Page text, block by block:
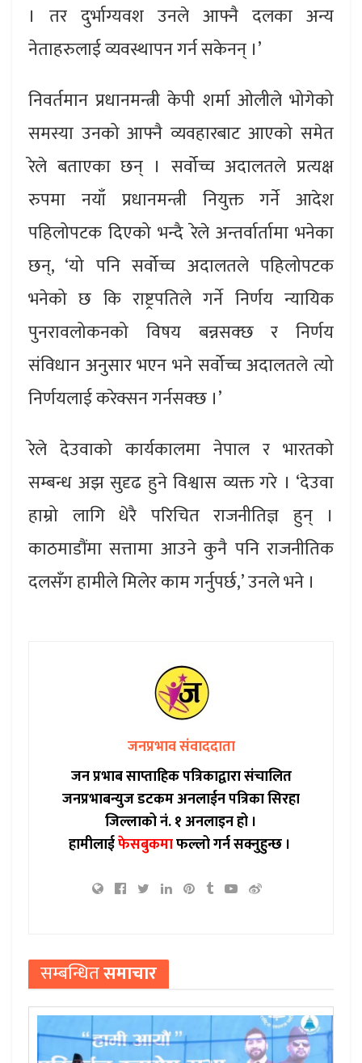
। तर दुर्भाग्यवश उनले आफ्नै दलका अन्य
नेताहरुलाई व्यवस्थापन गर्न सकेनन् ।’
निवर्तमान प्रधानमन्त्री केपी शर्मा ओलीले भोगेको
समस्या उनको आफ्नै व्यवहारबाट आएको समेत
रेले बताएका छन् । सर्वोच्च अदालतले प्रत्यक्ष
रुपमा नयाँ प्रधानमन्त्री नियुक्त गर्ने आदेश
पहिलोपटक दिएको भन्दै रेले अन्तर्वार्तामा भनेका
छन्, ‘यो पनि सर्वोच्च अदालतले पहिलोपटक
भनेको छ कि राष्ट्रपतिले गर्ने निर्णय न्यायिक
पुनरावलोकनको विषय बन्नसक्छ र निर्णय
संविधान अनुसार भएन भने सर्वोच्च अदालतले त्यो
निर्णयलाई करेक्सन गर्नसक्छ ।’
रेले देउवाको कार्यकालमा नेपाल र भारतको
सम्बन्ध अझ सुदृढ हुने विश्वास व्यक्त गरे । ‘देउवा
हाम्रो लागि धेरै परिचित राजनीतिज्ञ हुन् ।
काठमाडौंमा सत्तामा आउने कुनै पनि राजनीतिक
दलसँग हामीले मिलेर काम गर्नुपर्छ,’ उनले भने ।
जनप्रभाव संवाददाता
जन प्रभाब साप्ताहिक पत्रिकाद्वारा संचालित
जनप्रभाबन्युज डटकम अनलाईन पत्रिका सिरहा
जिल्लाको नं. १ अनलाइन हो ।
हामीलाईफेसबुकमाफल्लो गर्न सक्नुहुन्छ ।
सम्बन्धितसमाचार